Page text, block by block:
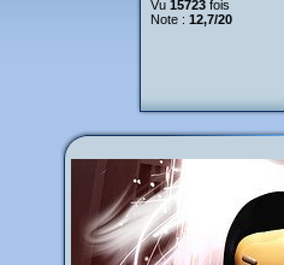
Vu 15723fois
Note : 12,7/20